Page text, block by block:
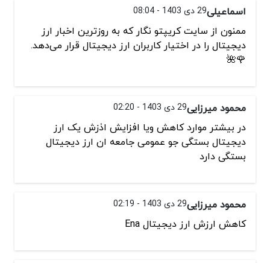
اسماعیلی29 دی 1403 - 08:04
ممنون از سایت کریپتو نگار که به روزترین اخبار ارز
دیجیتال را در اختیار کاربران ارز دیجیتال قرار می‌دهد.
🌹🌺
محمود میرزایی29 دی 1403 - 02:20
در بیشتر موارد کاهش ویا افزایش اذزش یک ارز
دیجیتال بستگی جو عمومی جامعه ان ارز دیجیتال
بستگی دارد
محمود میرزایی29 دی 1403 - 02:19
کاهش ارزش ارز دیجیتال Ena